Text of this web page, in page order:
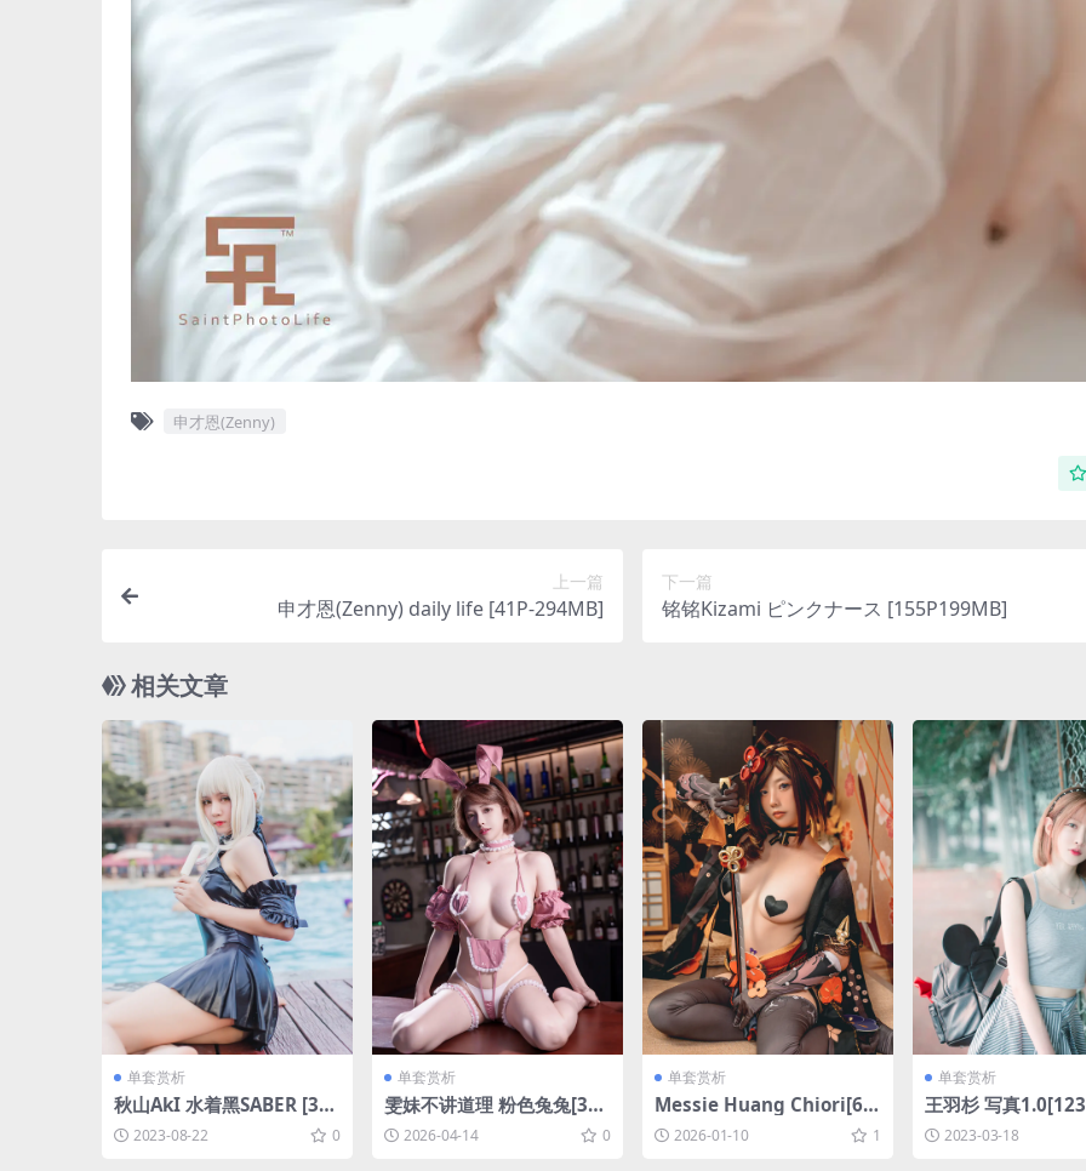
申才恩(Zenny)
上一篇
申才恩(Zenny) daily life [41P-294MB]
下一篇
铭铭Kizami ピンクナース [155P199MB]
相关文章
单套赏析
秋山AkI 水着黑SABER [30
P-245MB]
2023-08-22 0
单套赏析
雯妹不讲道理 粉色兔兔[39P
-643.8M]
2026-04-14 0
单套赏析
Messie Huang Chiori[61
P-306.6M]
2026-01-10 1
单套赏析
王羽杉 写真
1MB]
2023-03-18